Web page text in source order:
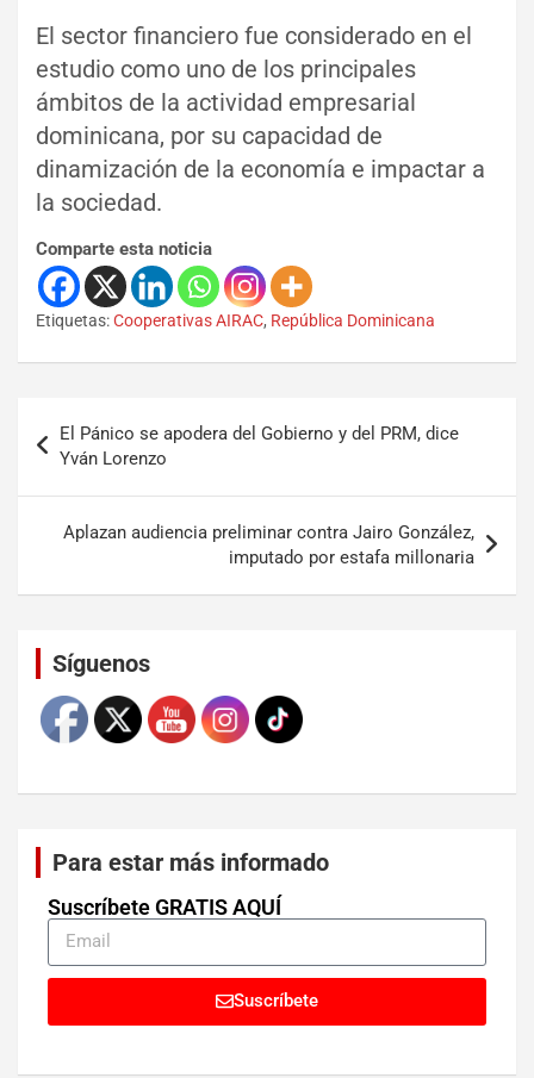
El sector financiero fue considerado en el
estudio como uno de los principales
ámbitos de la actividad empresarial
dominicana, por su capacidad de
dinamización de la economía e impactar a
la sociedad.
Comparte esta noticia
Etiquetas:Cooperativas AIRAC, República Dominicana
El Pánico se apodera del Gobierno y del PRM, dice
Yván Lorenzo
Aplazan audiencia preliminar contra Jairo González,
imputado por estafa millonaria
Síguenos
Para estar más informado
Suscríbete GRATIS AQUÍ
Suscríbete